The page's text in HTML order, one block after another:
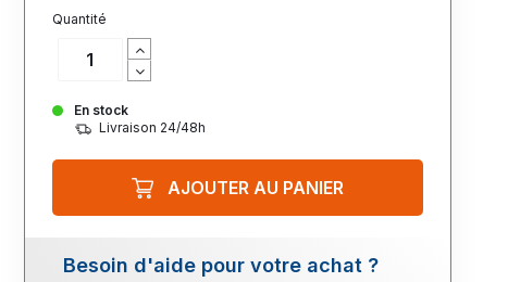
Quantité
En stock
Livraison 24/48h
AJOUTER AU PANIER
Besoin d'aide pour votre achat ?